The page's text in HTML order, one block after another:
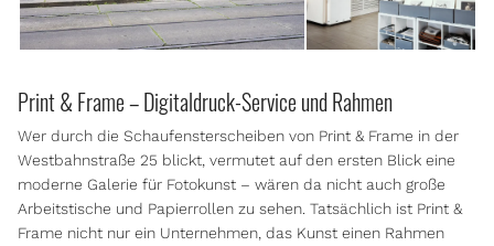
Print & Frame – Digitaldruck-Service und Rahmen
Wer durch die Schaufensterscheiben von Print & Frame in der
Westbahnstraße 25 blickt, vermutet auf den ersten Blick eine
moderne Galerie für Fotokunst – wären da nicht auch große
Arbeitstische und Papierrollen zu sehen. Tatsächlich ist Print &
Frame nicht nur ein Unternehmen, das Kunst einen Rahmen